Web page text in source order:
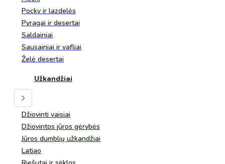
Pocky ir lazdelės
Pyragai ir desertai
Saldainiai
Sausainiai ir vafliai
Želė desertai
Užkandžiai
Džiovinti vaisiai
Džiovintos jūros gėrybės
Jūros dumblių užkandžiai
Latiao